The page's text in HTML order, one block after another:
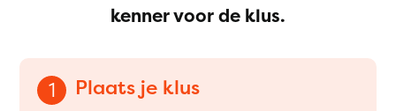
kenner voor de klus.
1 Plaats je klus